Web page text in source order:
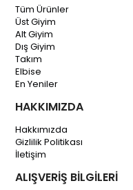
Tüm Ürünler
Üst Giyim
Alt Giyim
Dış Giyim
Takım
Elbise
En Yeniler
HAKKIMIZDA
Hakkımızda
Gizlilik Politikası
İletişim
ALIŞVERİŞ BİLGİLERİ